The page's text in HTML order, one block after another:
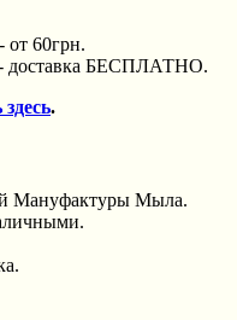
от 60грн.
- доставка БЕСПЛАТНО.
.
Мануфактуры Мыла.